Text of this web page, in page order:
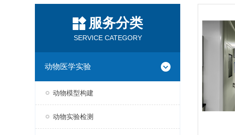
服务分类
SERVICE CATEGORY
动物医学实验
动物模型构建
动物实验检测